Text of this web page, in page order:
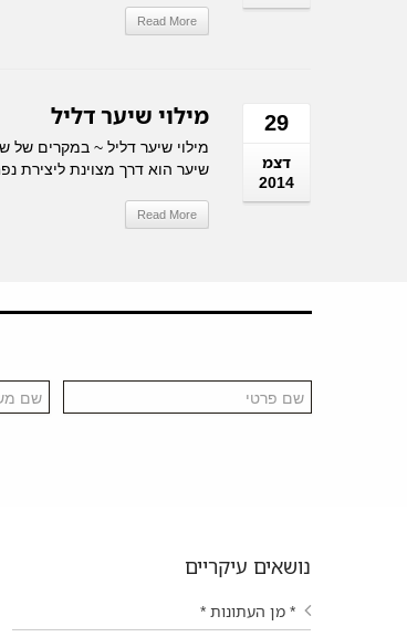
Read More
29
דצמ
2014
מילוי שיער דליל
מילוי שיער דליל ~ במקרים
שיער הוא דרך מצוינת ליצירת
Read More
נושאים עיקריים
* מן העתונות *